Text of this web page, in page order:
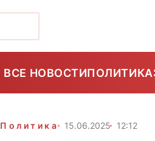
ВСЕ НОВОСТИПОЛИТИКА
Политика 15.06.2025 12:12